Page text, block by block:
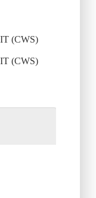
(CWS)
(CWS)